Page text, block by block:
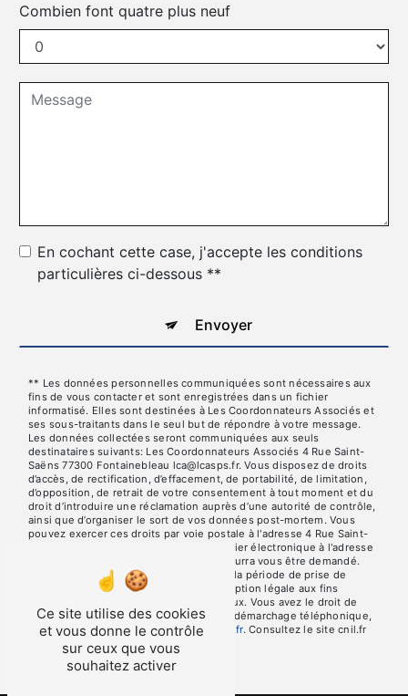
Combien font quatre plus neuf
En cochant cette case, j'accepte les conditions
particulières ci-dessous **
Envoyer
** Les données personnelles communiquées sont nécessaires aux
fins de vous contacter et sont enregistrées dans un fichier
informatisé. Elles sont destinées à Les Coordonnateurs Associés et
ses sous-traitants dans le seul but de répondre à votre message.
Les données collectées seront communiquées aux seuls
destinataires suivants: Les Coordonnateurs Associés 4 Rue Saint-
Saëns 77300 Fontainebleau lca@lcasps.fr. Vous disposez de droits
d’accès, de rectification, d’effacement, de portabilité, de limitation,
d’opposition, de retrait de votre consentement à tout moment et du
droit d’introduire une réclamation auprès d’une autorité de contrôle,
ainsi que d’organiser le sort de vos données post-mortem. Vous
pouvez exercer ces droits par voie postale à l'adresse 4 Rue Saint-
Saëns 77300 Fontainebleau ou par courrier électronique à l'adresse
lca@lcasps.fr. Un justificatif d'identité pourra vous être demandé.
Nous conservons vos données pendant la période de prise de
contact puis pendant la durée de prescription légale aux fins
probatoires et de gestion des contentieux. Vous avez le droit de
vous inscrire sur la liste d'opposition au démarchage téléphonique,
disponible à cette adresse:Bloctel.gouv.fr. Consultez le site cnil.fr
pour plus d’informations sur vos droits.
Ce site utilise des cookies
et vous donne le contrôle
sur ceux que vous
souhaitez activer